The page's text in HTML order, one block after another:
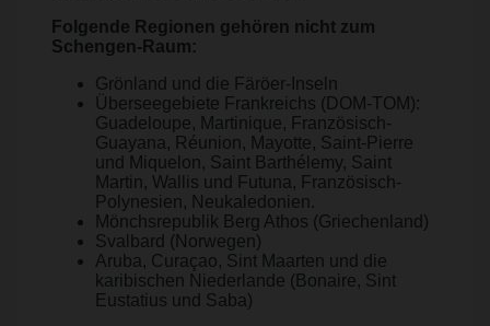
Folgende Regionen gehören nicht zum
Schengen-Raum:
Grönland und die Färöer-Inseln
Überseegebiete Frankreichs (DOM-TOM):
Guadeloupe, Martinique, Französisch-
Guayana, Réunion, Mayotte, Saint-Pierre
und Miquelon, Saint Barthélemy, Saint
Martin, Wallis und Futuna, Französisch-
Polynesien, Neukaledonien.
Mönchsrepublik Berg Athos (Griechenland)
Svalbard (Norwegen)
Aruba, Curaçao, Sint Maarten und die
karibischen Niederlande (Bonaire, Sint
Eustatius und Saba)